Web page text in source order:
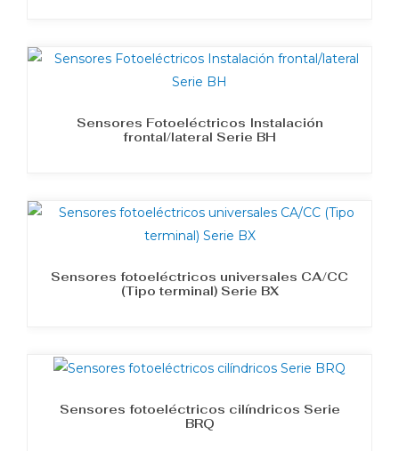
Sensores Fotoeléctricos Instalación
frontal/lateral Serie BH
Sensores fotoeléctricos universales CA/CC
(Tipo terminal) Serie BX
Sensores fotoeléctricos cilíndricos Serie
BRQ